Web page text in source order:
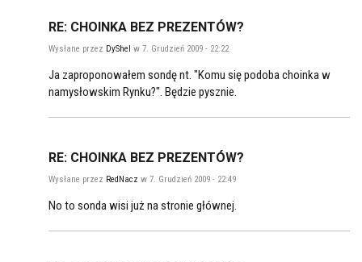
RE: CHOINKA BEZ PREZENTÓW?
Wysłane przez DyShel w 7. Grudzień 2009 - 22:22
Ja zaproponowałem sondę nt. "Komu się podoba choinka w
namysłowskim Rynku?". Będzie pysznie.
RE: CHOINKA BEZ PREZENTÓW?
Wysłane przez RedNacz w 7. Grudzień 2009 - 22:49
No to sonda wisi już na stronie głównej.